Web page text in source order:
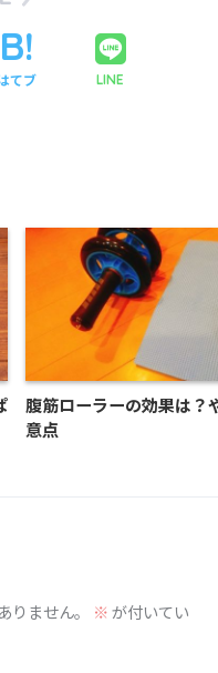
てブ LINE
腹筋ローラーの効果は？
意点
ません。 ※が付いてい